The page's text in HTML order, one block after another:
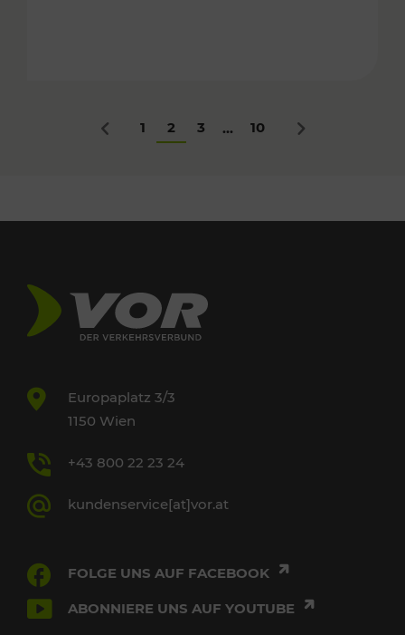
Zurück
1 2 3 ... 10 Nächstes
Europaplatz 3/3
1150 Wien
+43 800 22 23 24
kundenservice[at]vor.at
FOLGE UNS AUF FACEBOOK
ABONNIERE UNS AUF YOUTUBE